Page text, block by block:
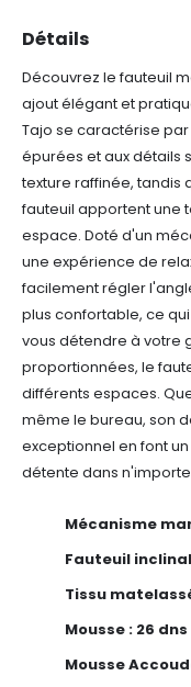
Détails
Découvrez le fauteuil
ajout élégant et
Tajo se caractérise
épurées et aux détails
texture raffinée, tandis
fauteuil apportent une
espace. Doté d'un
une expérience de
facilement régler
plus confortable, ce
vous détendre à votre
proportionnées, le
différents espaces.
même le bureau, son
exceptionnel en font
détente dans
Mécanisme
Fauteuil
Tissu
Mousse : 26
Mousse